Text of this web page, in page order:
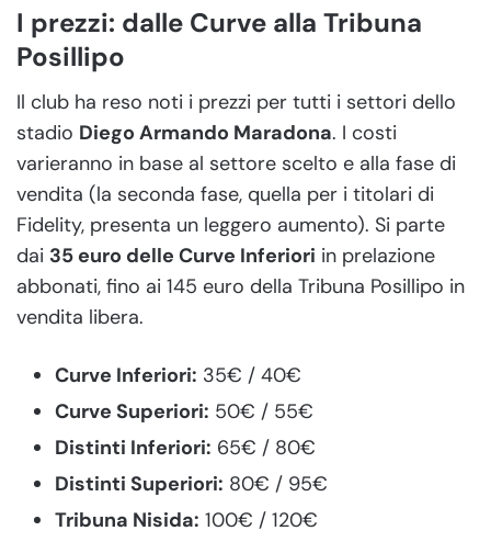
I prezzi: dalle Curve alla Tribuna
Posillipo
Il club ha reso noti i prezzi per tutti i settori dello
stadio Diego Armando Maradona. I costi
varieranno in base al settore scelto e alla fase di
vendita (la seconda fase, quella per i titolari di
Fidelity, presenta un leggero aumento). Si parte
dai 35 euro delle Curve Inferiori in prelazione
abbonati, fino ai 145 euro della Tribuna Posillipo in
vendita libera.
Curve Inferiori: 35€ / 40€
Curve Superiori: 50€ / 55€
Distinti Inferiori: 65€ / 80€
Distinti Superiori: 80€ / 95€
Tribuna Nisida: 100€ / 120€